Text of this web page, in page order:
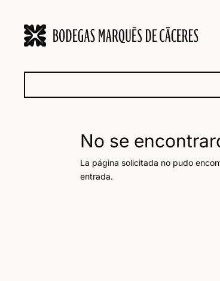
No se
La página solicitada no pudo
entrada.